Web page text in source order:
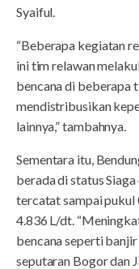
Syaiful.
“Beberapa kegiatan
ini tim relawan
bencana di beberapa
mendistribusikan
lainnya,” tambahnya.
Sementara itu,
berada di status
tercatat sampai pukul
4.836 L/dt.
bencana seperti
seputaran Bogor dan